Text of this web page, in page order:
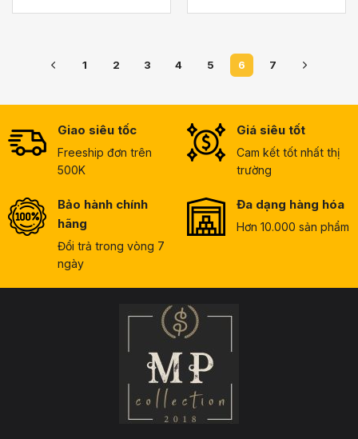
1 2 3 4 5 6 7
Giao siêu tốc
Freeship đơn trên
500K
Giá siêu tốt
Cam kết tốt nhất thị
trường
Bảo hành chính
hãng
Đổi trả trong vòng 7
ngày
Đa dạng hàng hóa
Hơn 10.000 sản phẩm